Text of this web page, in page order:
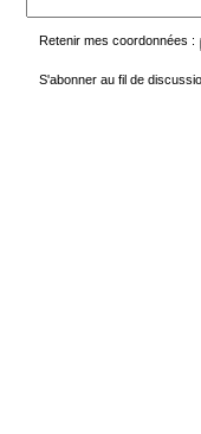
Retenir mes coordonnées :
S'abonner au fil de